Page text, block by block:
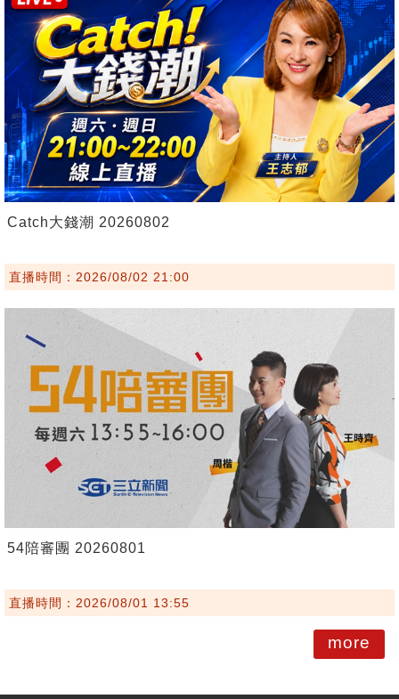
Catch大錢潮 20260802
直播時間：2026/08/02 21:00
54陪審團 20260801
直播時間：2026/08/01 13:55
more